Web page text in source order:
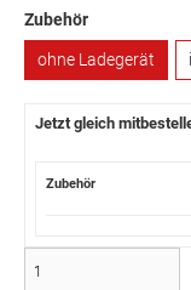
Zubehör
ohne Ladegerät
Jetzt gleich
Zubehör